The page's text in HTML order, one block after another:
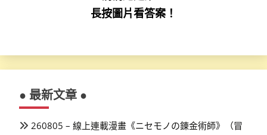
長按圖片看答案！
● 最新文章 ●
260805 – 線上連載漫畫《ニセモノの錬金術師》（冒